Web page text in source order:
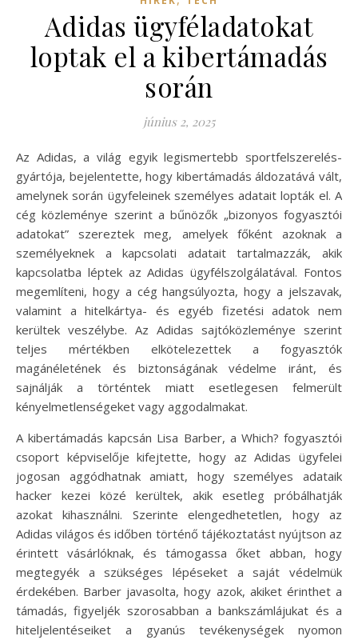
Adidas ügyféladatokat
loptak el a kibertámadás
során
június 2, 2025
Az Adidas, a világ egyik legismertebb sportfelszerelés-
gyártója, bejelentette, hogy kibertámadás áldozatává vált,
amelynek során ügyfeleinek személyes adatait lopták el. A
cég közleménye szerint a bűnözők „bizonyos fogyasztói
adatokat” szereztek meg, amelyek főként azoknak a
személyeknek a kapcsolati adatait tartalmazzák, akik
kapcsolatba léptek az Adidas ügyfélszolgálatával. Fontos
megemlíteni, hogy a cég hangsúlyozta, hogy a jelszavak,
valamint a hitelkártya- és egyéb fizetési adatok nem
kerültek veszélybe. Az Adidas sajtóközleménye szerint
teljes mértékben elkötelezettek a fogyasztók
magánéletének és biztonságának védelme iránt, és
sajnálják a történtek miatt esetlegesen felmerült
kényelmetlenségeket vagy aggodalmakat.
A kibertámadás kapcsán Lisa Barber, a Which? fogyasztói
csoport képviselője kifejtette, hogy az Adidas ügyfelei
jogosan aggódhatnak amiatt, hogy személyes adataik
hacker kezei közé kerültek, akik esetleg próbálhatják
azokat kihasználni. Szerinte elengedhetetlen, hogy az
Adidas világos és időben történő tájékoztatást nyújtson az
érintett vásárlóknak, és támogassa őket abban, hogy
megtegyék a szükséges lépéseket a saját védelmük
érdekében. Barber javasolta, hogy azok, akiket érinthet a
támadás, figyeljék szorosabban a bankszámlájukat és a
hiteljelentéseiket a gyanús tevékenységek nyomon